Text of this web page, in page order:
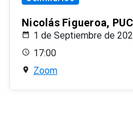
Nicolás Figueroa,
1 de Septiembre de
17:00
Zoom